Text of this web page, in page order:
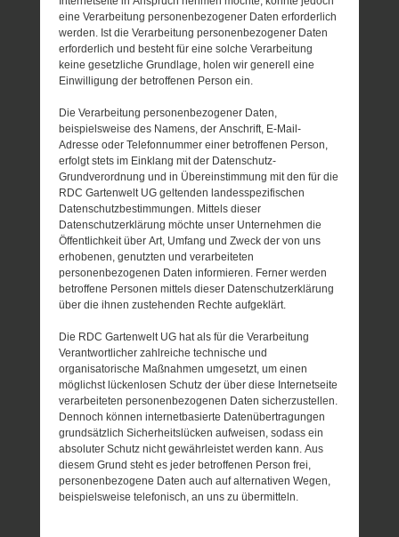
eine Verarbeitung personenbezogener Daten erforderlich
werden. Ist die Verarbeitung personenbezogener Daten
erforderlich und besteht für eine solche Verarbeitung
keine gesetzliche Grundlage, holen wir generell eine
Einwilligung der betroffenen Person ein.
Die Verarbeitung personenbezogener Daten,
beispielsweise des Namens, der Anschrift, E-Mail-
Adresse oder Telefonnummer einer betroffenen Person,
erfolgt stets im Einklang mit der Datenschutz-
Grundverordnung und in Übereinstimmung mit den für die
RDC Gartenwelt UG geltenden landesspezifischen
Datenschutzbestimmungen. Mittels dieser
Datenschutzerklärung möchte unser Unternehmen die
Öffentlichkeit über Art, Umfang und Zweck der von uns
erhobenen, genutzten und verarbeiteten
personenbezogenen Daten informieren. Ferner werden
betroffene Personen mittels dieser Datenschutzerklärung
über die ihnen zustehenden Rechte aufgeklärt.
Die RDC Gartenwelt UG hat als für die Verarbeitung
Verantwortlicher zahlreiche technische und
organisatorische Maßnahmen umgesetzt, um einen
möglichst lückenlosen Schutz der über diese Internetseite
verarbeiteten personenbezogenen Daten sicherzustellen.
Dennoch können internetbasierte Datenübertragungen
grundsätzlich Sicherheitslücken aufweisen, sodass ein
absoluter Schutz nicht gewährleistet werden kann. Aus
diesem Grund steht es jeder betroffenen Person frei,
personenbezogene Daten auch auf alternativen Wegen,
beispielsweise telefonisch, an uns zu übermitteln.